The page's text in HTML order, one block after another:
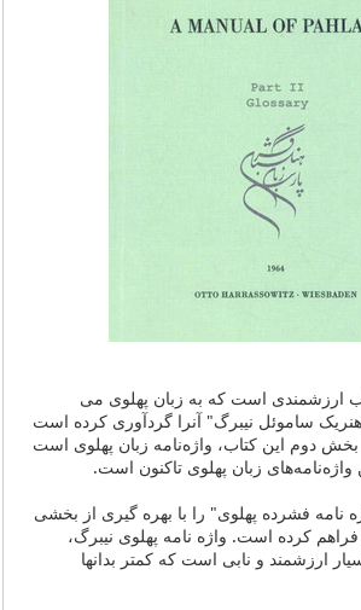
ارزشمندی است که به زبان پهلوی می
ساموئل نیبرگ" آنرا گردآوری کرده است
دوم این کتاب، واژه‌نامه زبان پهلوی است
واژه‌نامه‌های زبان پهلوی تاکنون است.
نامه فشرده پهلوی" را با بهره گیری از بخشی
فراهم کرده است. واژه نامه پهلوی نیبرگ،
ارزشمند و نابی است که کمتر بدانها